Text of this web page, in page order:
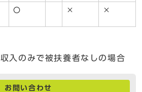
〇 × ×
入のみで被扶養者なしの場合
お問い合わせ